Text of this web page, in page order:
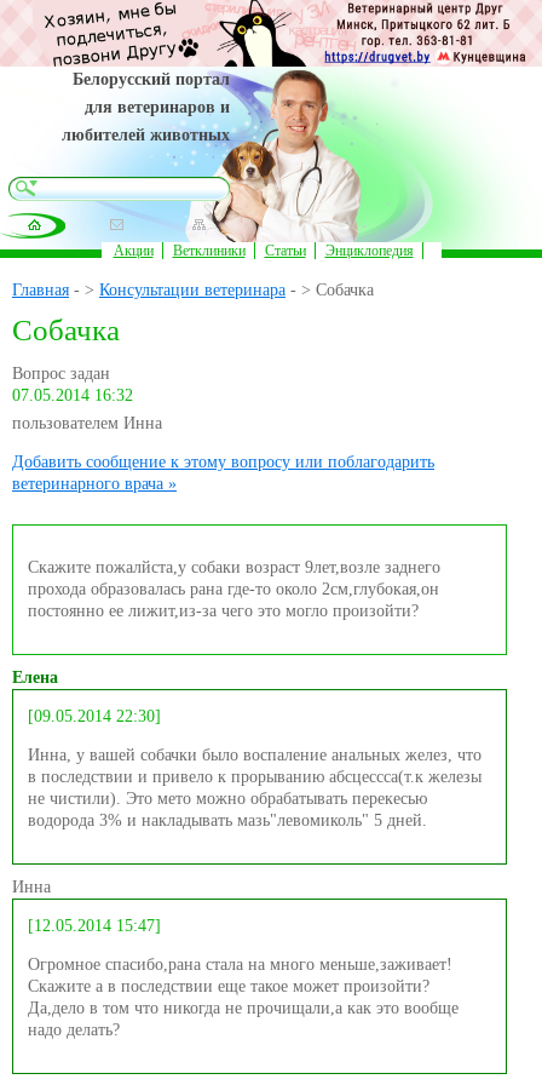
Белорусский портал
для ветеринаров и
любителей животных
Главная - > Консультации ветеринара - > Собачка
Собачка
Вопрос задан
07.05.2014 16:32
пользователем Инна
Добавить сообщение к этому вопросу или поблагодарить
ветеринарного врача »
Скажите пожалйста,у собаки возраст 9лет,возле заднего
прохода образовалась рана где-то около 2см,глубокая,он
постоянно ее лижит,из-за чего это могло произойти?
Елена
[09.05.2014 22:30]
Инна, у вашей собачки было воспаление анальных желез, что
в последствии и привело к прорыванию абсцессса(т.к железы
не чистили). Это мето можно обрабатывать перекесью
водорода 3% и накладывать мазь"левомиколь" 5 дней.
Инна
[12.05.2014 15:47]
Огромное спасибо,рана стала на много меньше,заживает!
Скажите а в последствии еще такое может произойти?
Да,дело в том что никогда не прочищали,а как это вообще
надо делать?
Акции Ветклиники Статьи Энциклопедия